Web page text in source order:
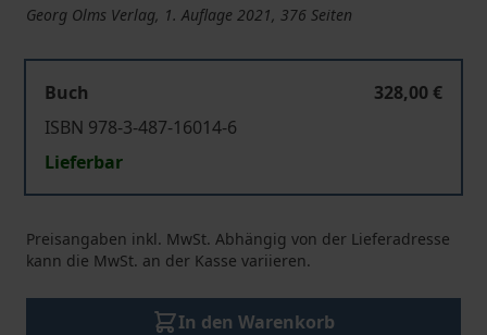
Georg Olms Verlag, 1. Auflage 2021, 376 Seiten
Buch
328,00 €
ISBN 978-3-487-16014-6
Lieferbar
Preisangaben inkl. MwSt. Abhängig von der Lieferadresse
kann die MwSt. an der Kasse variieren.
In den Warenkorb